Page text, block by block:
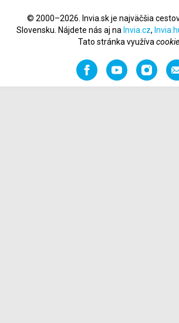
© 2000–2026. Invia.sk je najväčšia
Slovensku. Nájdete nás aj na Invia.cz,
Tato stránka využíva
FacebookYouTube